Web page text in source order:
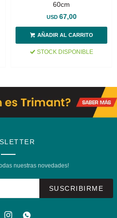
60cm
USD 67,00
STOCK DISPONIBLE
nuestras novedades!
SUSCRIBIRME
 